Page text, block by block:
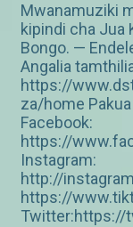
Mwanamuziki
kipindi cha Jua
Bongo. —
Angalia
https://
za/home
Facebook:
https://
Instagram:
http://
https://
Twitter:https://